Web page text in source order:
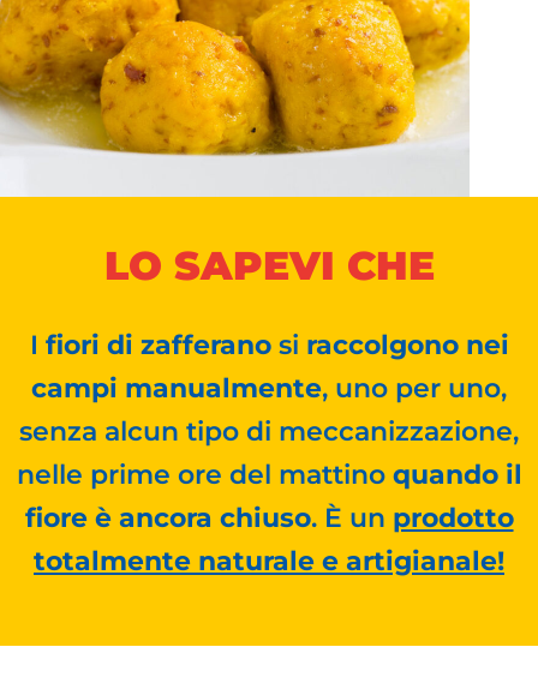
LO SAPEVI CHE
I fiori di zafferanosi raccolgono nei
campi manualmente, uno per uno,
senza alcun tipo di meccanizzazione,
nelle prime ore del mattino quando il
fiore è ancora chiuso. È un prodotto
totalmente naturale e artigianale!